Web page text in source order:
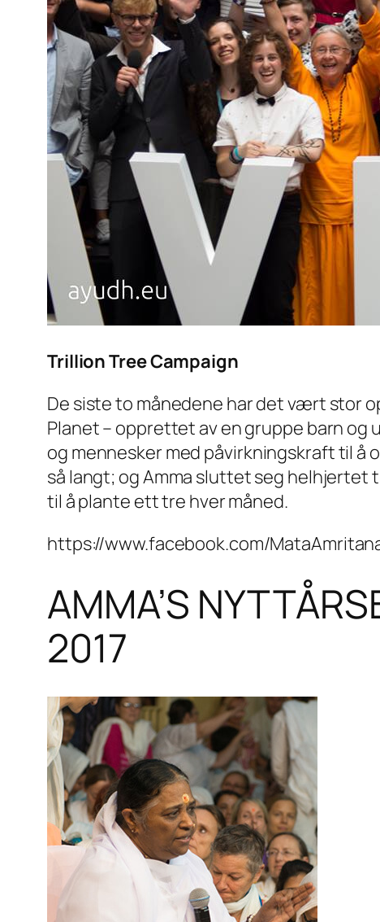
Trillion Tree Campaign
De siste to månedene har det vært stor
Planet – opprettet av en gruppe barn og
og mennesker med påvirkningskraft til å
så langt; og Amma sluttet seg
til å plante ett tre hver måned.
https://www.facebook.com/
AMMA’S
2017